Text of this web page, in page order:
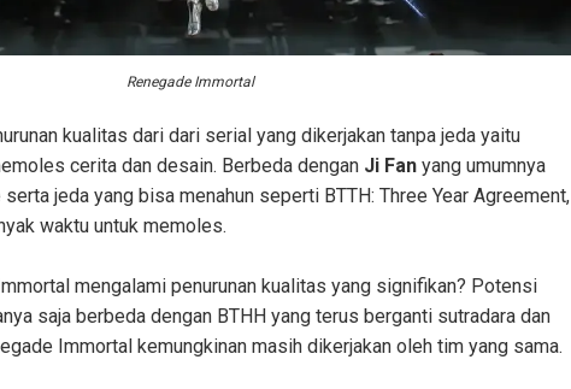
Renegade Immortal
kualitas dari dari serial yang dikerjakan tanpa jeda yaitu
cerita dan desain. Berbeda dengan Ji Fan yang umumnya
jeda yang bisa menahun seperti BTTH: Three Year Agreement,
waktu untuk memoles.
mengalami penurunan kualitas yang signifikan? Potensi
saja berbeda dengan BTHH yang terus berganti sutradara dan
Immortal kemungkinan masih dikerjakan oleh tim yang sama.